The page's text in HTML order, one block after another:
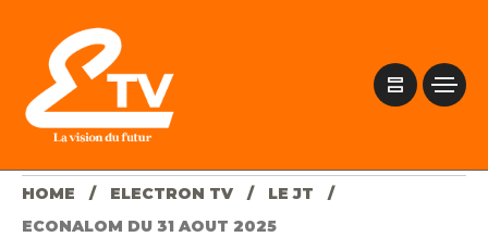
HOME ELECTRON TV
LE JT
ECONALOM DU 31 AOUT 2025